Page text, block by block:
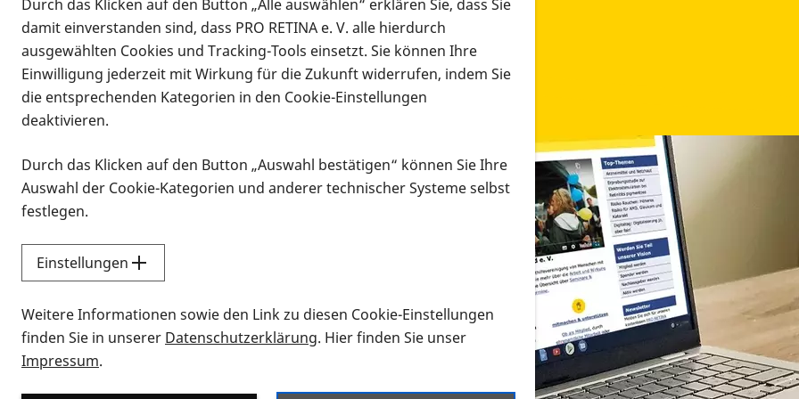
Infomaterial
Infomaterial
Vorlesen
Alle Infomaterialien in verschiedenen Formaten an
Sie möchten wissen, wie Sie nach Infonmaterial suchen und dieses bestellen bzw. herunterladen
Durch das Klicken auf den Button „Alle auswählen“ erklären Sie, dass Sie
damit einverstanden sind, dass PRO RETINA e. V. alle hierdurch
ausgewählten Cookies und Tracking-Tools einsetzt. Sie können Ihre
Einwilligung jederzeit mit Wirkung für die Zukunft widerrufen, indem Sie
die entsprechenden Kategorien in den Cookie-Einstellungen
deaktivieren.
Durch das Klicken auf den Button „Auswahl bestätigen“ können Sie Ihre
Auswahl der Cookie-Kategorien und anderer technischer Systeme selbst
festlegen.
Einstellungen
Weitere Informationen sowie den Link zu diesen Cookie-Einstellungen
finden Sie in unserer Datenschutzerklärung. Hier finden Sie unser
Impressum.